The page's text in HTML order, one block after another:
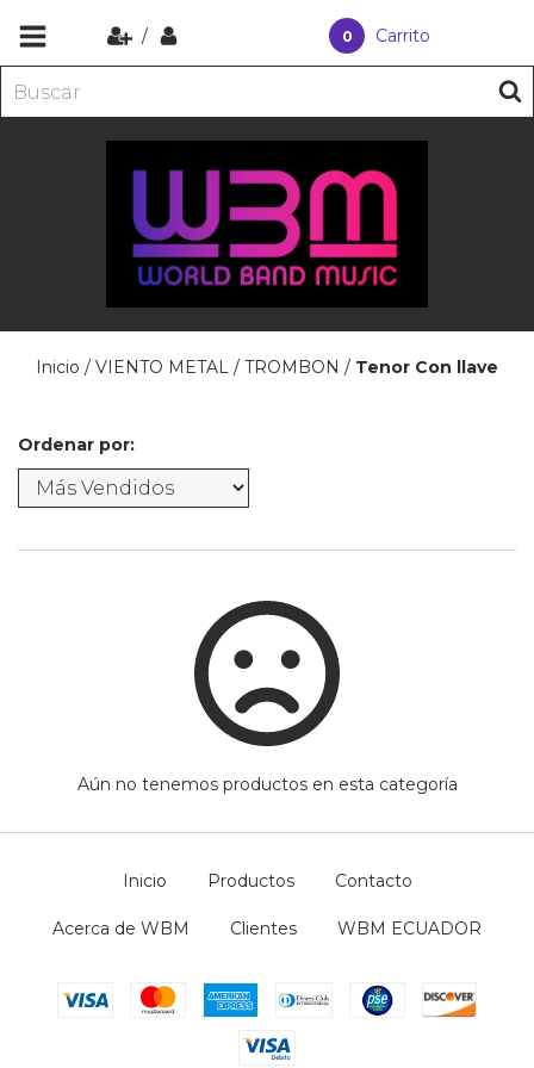
/ 0 Carrito
Inicio / VIENTO METAL / TROMBON / Tenor Con llave
Ordenar por:
Aún no tenemos productos en esta categoría
Inicio Productos Contacto
Acerca de WBM Clientes WBM ECUADOR